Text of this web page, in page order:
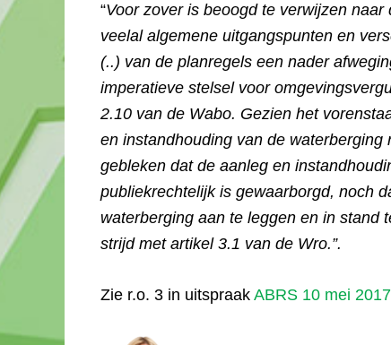
“Voor zover is beoogd te verwijzen
veelal algemene uitgangspunten en
(..) van de planregels een nader
imperatieve stelsel voor
2.10 van de Wabo. Gezien het
en instandhouding van de
gebleken dat de aanleg en
publiekrechtelijk is gewaarborgd, noch
waterberging aan te leggen en in stand
strijd met artikel 3.1 van de Wro.”.
Zie r.o. 3 in uitspraak ABRS 10 mei